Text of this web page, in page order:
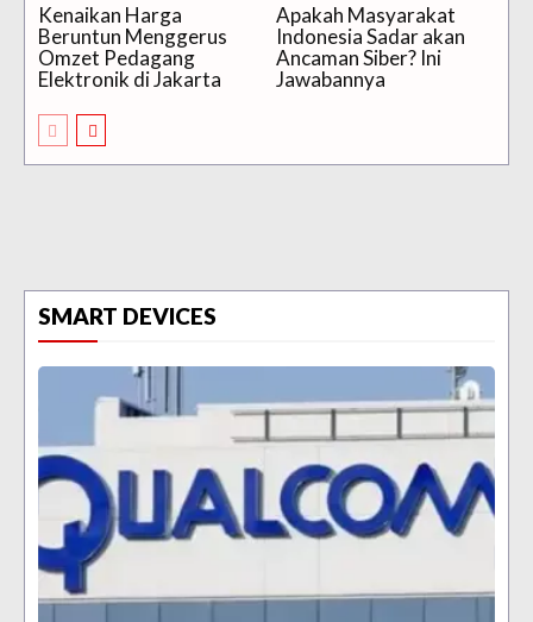
Kenaikan Harga
Beruntun Menggerus
Omzet Pedagang
Elektronik di Jakarta
Apakah Masyarakat
Indonesia Sadar akan
Ancaman Siber? Ini
Jawabannya
SMART DEVICES